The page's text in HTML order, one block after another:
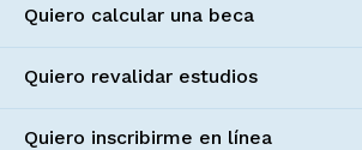
Quiero calcular una beca
Quiero revalidar estudios
Quiero inscribirme en línea